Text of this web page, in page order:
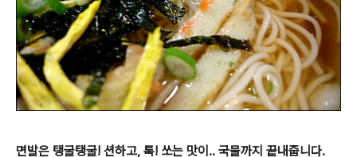
면발은 탱굴탱굴! 션하고, 톡! 쏘는 맛이.. 국물까지 끝내줍니다.